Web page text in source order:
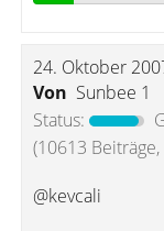
24. Oktober
Von Sunbee 1
Status:
(10613
@kevcali